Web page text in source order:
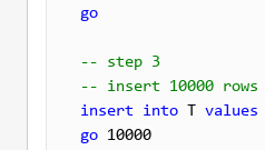
go
-- step 3
-- insert 10000 rows
insert into T values
go 10000